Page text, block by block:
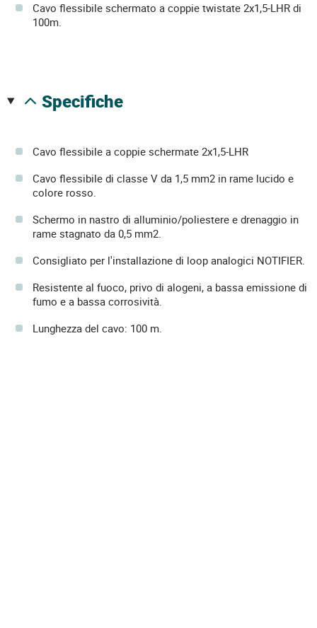
Cavo flessibile schermato a coppie twistate 2x1,5-LHR di
100m.
specifiche
Cavo flessibile a coppie schermate 2x1,5-LHR
Cavo flessibile di classe V da 1,5 mm2 in rame lucido e
colore rosso.
Schermo in nastro di alluminio/poliestere e drenaggio in
rame stagnato da 0,5 mm2.
Consigliato per l'installazione di loop analogici NOTIFIER.
Resistente al fuoco, privo di alogeni, a bassa emissione di
fumo e a bassa corrosività.
Lunghezza del cavo: 100 m.